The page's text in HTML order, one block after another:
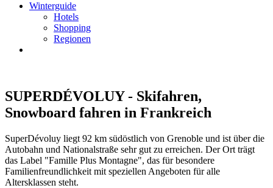
Winterguide
Hotels
Shopping
Regionen
SUPERDÉVOLUY - Skifahren,
Snowboard fahren in Frankreich
SuperDévoluy liegt 92 km südöstlich von Grenoble und ist über die
Autobahn und Nationalstraße sehr gut zu erreichen. Der Ort trägt
das Label "Famille Plus Montagne", das für besondere
Familienfreundlichkeit mit speziellen Angeboten für alle
Altersklassen steht.